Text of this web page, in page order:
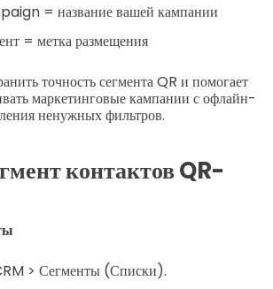
= название вашей кампании
= метка размещения
точность сегмента QR и помогает
маркетинговые кампании с офлайн-
ненужных фильтров.
контактов QR-
> Сегменты (Списки).